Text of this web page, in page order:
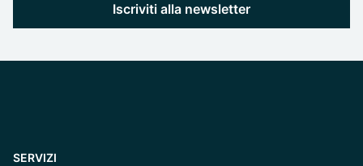
Iscriviti alla newsletter
SERVIZI